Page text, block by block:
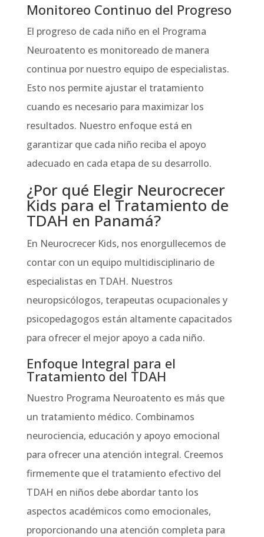
Monitoreo Continuo del Progreso
El progreso de cada niño en el Programa
Neuroatento es monitoreado de manera
continua por nuestro equipo de especialistas.
Esto nos permite ajustar el tratamiento
cuando es necesario para maximizar los
resultados. Nuestro enfoque está en
garantizar que cada niño reciba el apoyo
adecuado en cada etapa de su desarrollo.
¿Por qué Elegir Neurocrecer
Kids para el Tratamiento de
TDAH en Panamá?
En Neurocrecer Kids, nos enorgullecemos de
contar con un equipo multidisciplinario de
especialistas en TDAH. Nuestros
neuropsicólogos, terapeutas ocupacionales y
psicopedagogos están altamente capacitados
para ofrecer el mejor apoyo a cada niño.
Enfoque Integral para el
Tratamiento del TDAH
Nuestro Programa Neuroatento es más que
un tratamiento médico. Combinamos
neurociencia, educación y apoyo emocional
para ofrecer una atención integral. Creemos
firmemente que el tratamiento efectivo del
TDAH en niños debe abordar tanto los
aspectos académicos como emocionales,
proporcionando una atención completa para